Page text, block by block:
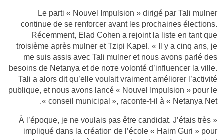
Le parti « Nouvel Impulsion » dirigé par Tali mulner
continue de se renforcer avant les prochaines élections.
Récemment, Elad Cohen a rejoint la liste en tant que
troisième après mulner et Tzipi Kapel. « Il y a cinq ans, je
me suis assis avec Tali mulner et nous avons parlé des
besoins de Netanya et de notre volonté d’influencer la ville.
Tali a alors dit qu’elle voulait vraiment améliorer l’activité
publique, et nous avons lancé « Nouvel Impulsion » pour le
conseil municipal », raconte-t-il à « Netanya Net ».
« À l’époque, je ne voulais pas être candidat. J’étais très
impliqué dans la création de l’école « Haim Guri » pour